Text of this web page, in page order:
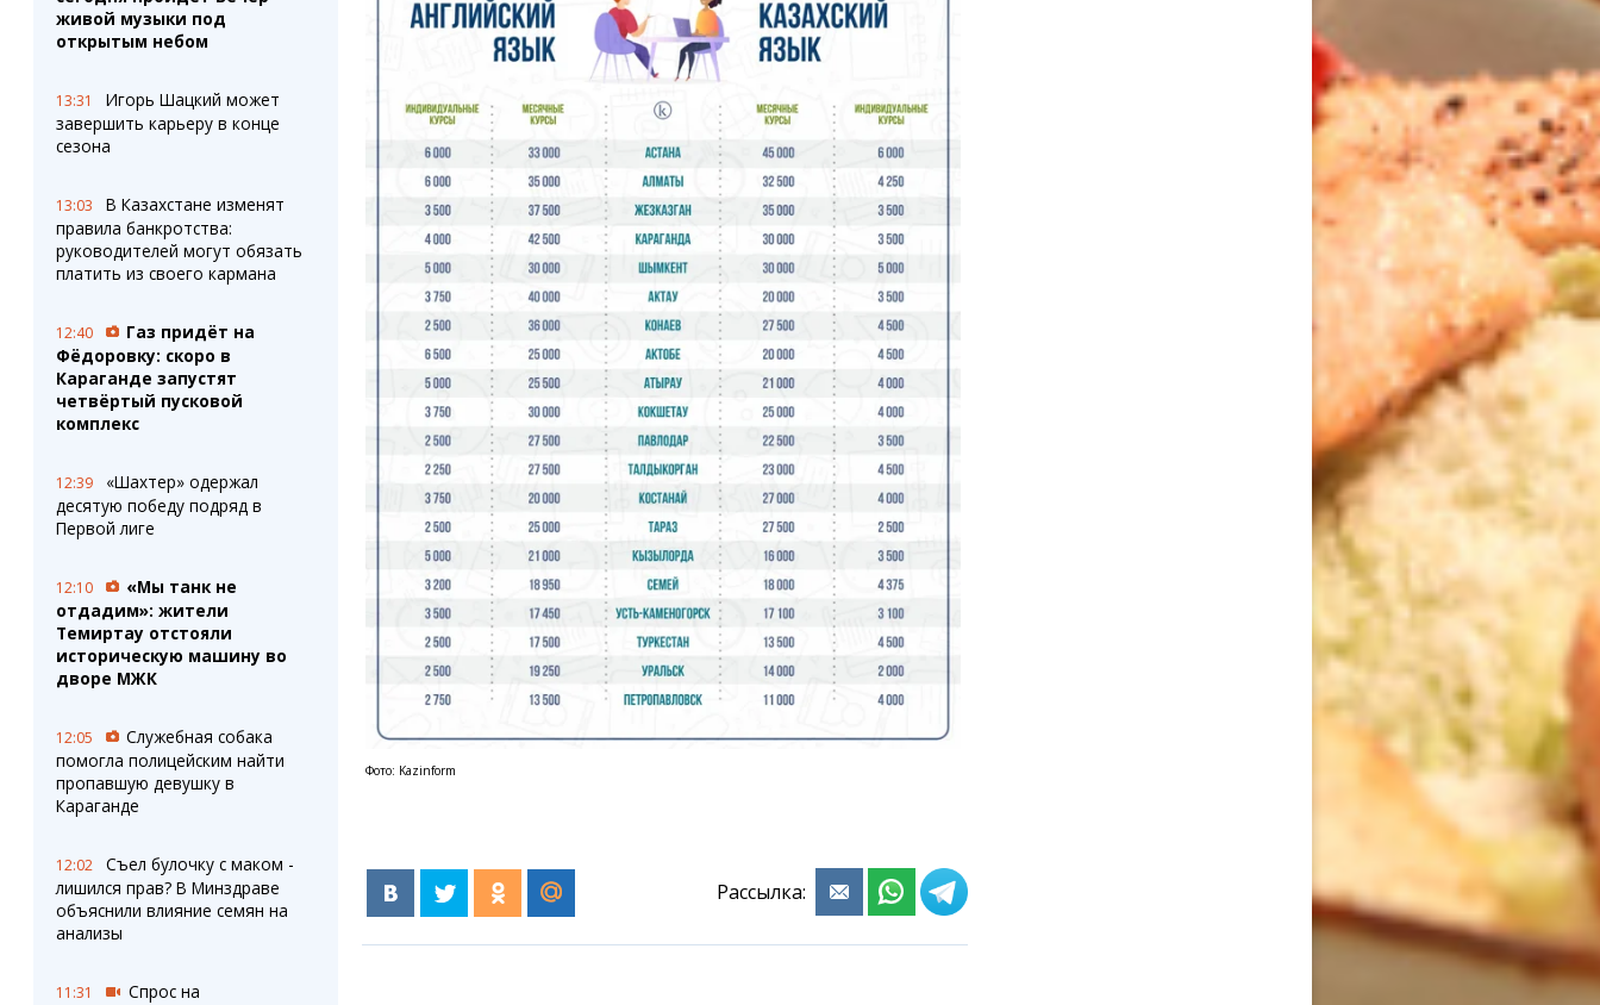
живой музыки под
открытым небом
13:31
Игорь Шацкий может
завершить карьеру в конце
сезона
13:03
В Казахстане изменят
правила банкротства:
руководителей могут обязать
платить из своего кармана
12:40
Газ придёт на
Фёдоровку: скоро в
Караганде запустят
четвёртый пусковой
комплекс
12:39
«Шахтер» одержал
десятую победу подряд в
Первой лиге
12:10
«Мы танк не
отдадим»: жители
Темиртау отстояли
историческую машину во
дворе МЖК
12:05
Служебная собака
помогла полицейским найти
пропавшую девушку в
Караганде
12:02
Съел булочку с маком -
лишился прав? В Минздраве
объяснили влияние семян на
анализы
11:31
Спрос на
Фото: Kazinform
Рассылка: